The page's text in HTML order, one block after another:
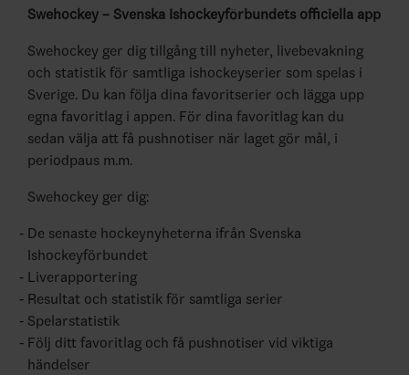
Swehockey – Svenska Ishockeyförbundets officiella app
Swehockey ger dig tillgång till nyheter, livebevakning
och statistik för samtliga ishockeyserier som spelas i
Sverige. Du kan följa dina favoritserier och lägga upp
egna favoritlag i appen. För dina favoritlag kan du
sedan välja att få pushnotiser när laget gör mål, i
periodpaus m.m.
Swehockey ger dig:
De senaste hockeynyheterna ifrån Svenska
Ishockeyförbundet
Liverapportering
Resultat och statistik för samtliga serier
Spelarstatistik
Följ ditt favoritlag och få pushnotiser vid viktiga
händelser